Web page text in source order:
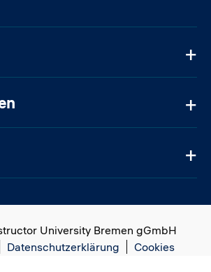
University Bremen gGmbH
Datenschutzerklärung Cookies